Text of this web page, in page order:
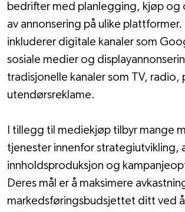
bedrifter med planlegging, kjøp og
av annonsering på ulike
inkluderer digitale kanaler som
sosiale medier og
tradisjonelle kanaler som TV, radio,
utendørsreklame.
I tillegg til mediekjøp tilbyr mange
tjenester innenfor strategiutvikling,
innholdsproduksjon og
Deres mål er å maksimere
markedsføringsbudsjettet ditt ved